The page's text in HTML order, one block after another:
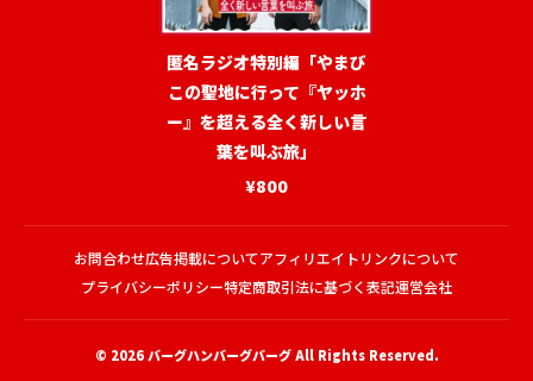
匿名ラジオ特別編「やまび
この聖地に行って『ヤッホ
ー』を超える全く新しい言
葉を叫ぶ旅」
¥800
お問合わせ広告掲載についてアフィリエイトリンクについて
プライバシーポリシー特定商取引法に基づく表記運営会社
© 2026バーグハンバーグバーグAll Rights Reserved.